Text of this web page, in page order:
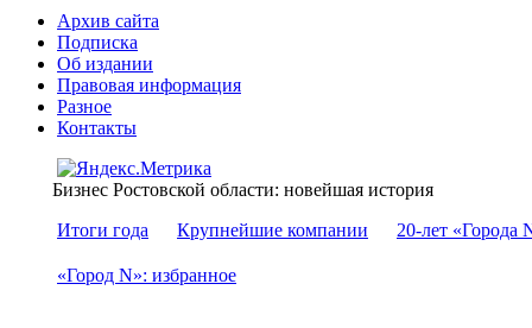
Архив сайта
Подписка
Об издании
Правовая информация
Разное
Контакты
Бизнес Ростовской области: новейшая история
Итоги года
Крупнейшие компании 20-лет «Города
«Город N»: избранное